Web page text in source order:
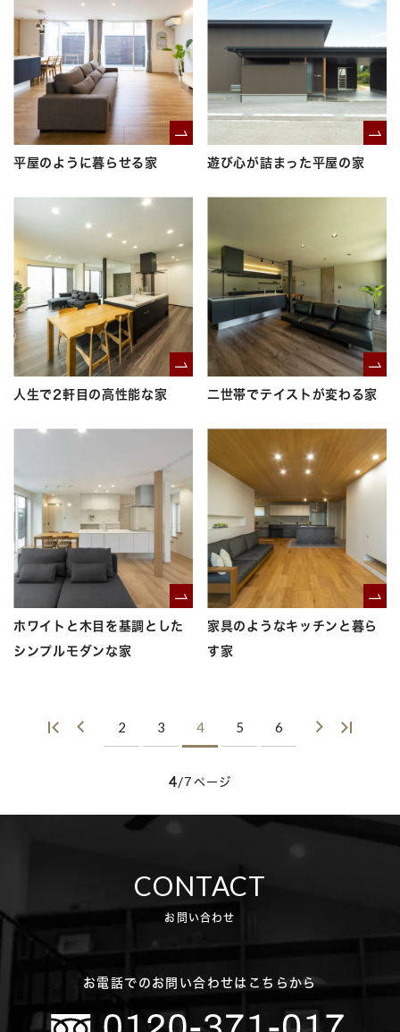
平屋のように暮らせる家 遊び心が詰まった平屋の家
人生で2軒目の高性能な家 二世帯でテイストが変わる家
ホワイトと木目を基調とした
シンプルモダンな家
家具のようなキッチンと暮ら
す家
2 3 4 5 6
4/7ページ
CONTACT
お問い合わせ
お電話でのお問い合わせはこちらから